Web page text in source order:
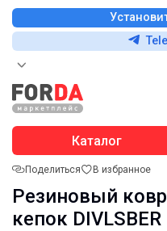
Каталог
Поделиться В избранное
Резиновый
кепок DIVLSBER